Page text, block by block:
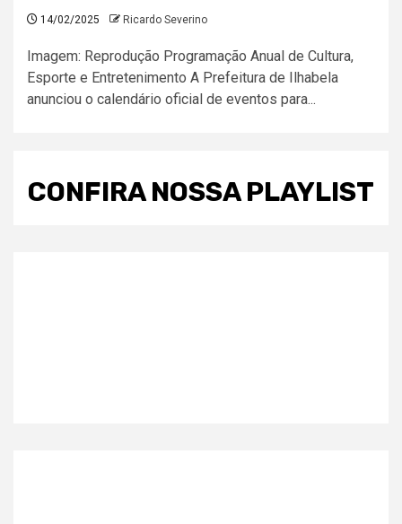
14/02/2025 Ricardo Severino
Imagem: Reprodução Programação Anual de Cultura,
Esporte e Entretenimento A Prefeitura de Ilhabela
anunciou o calendário oficial de eventos para...
CONFIRA NOSSA PLAYLIST